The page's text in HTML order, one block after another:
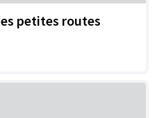
petites routes